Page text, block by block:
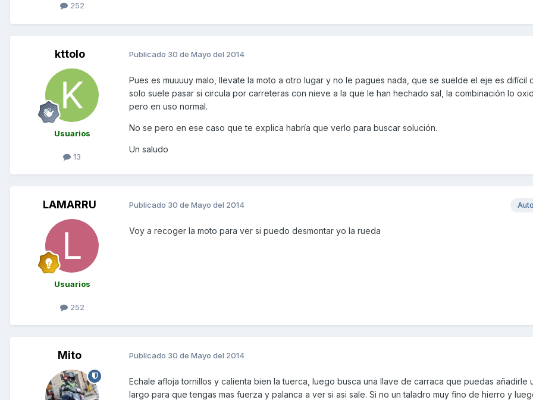
252
kttolo
Usuarios
13
Publicado 30 de Mayo del 2014
Pues es muuuuy malo, llevate la moto a otro lugar y no le pagues nada, que se suelde el eje es difícil
solo suele pasar si circula por carreteras con nieve a la que le han hechado sal, la combinación lo
pero en uso normal.
No se pero en ese caso que te explica habría que verlo para buscar solución.
Un saludo
LAMARRU
Usuarios
252
Publicado 30 de Mayo del 2014
Voy a recoger la moto para ver si puedo desmontar yo la rueda
Mito Publicado 30 de Mayo del 2014
Echale afloja tornillos y calienta bien la tuerca, luego busca una llave de carraca que puedas añadirle
largo para que tengas mas fuerza y palanca a ver si asi sale. Si no un taladro muy fino de hierro y